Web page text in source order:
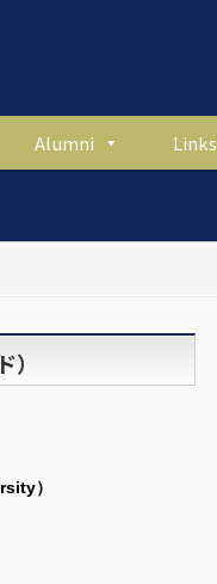
Alumni Links
）